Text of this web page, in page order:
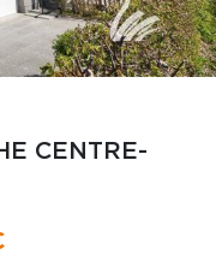
CENTRE-